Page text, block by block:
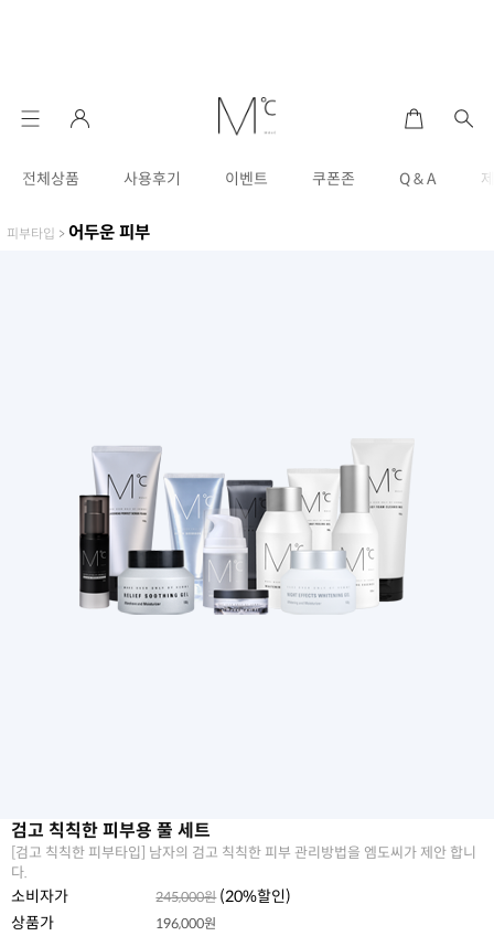
전체상품 사용후기 이벤트 쿠폰존 Q & A
피부타입 > 어두운 피부
검고 칙칙한 피부용 풀 세트
[검고 칙칙한 피부타입] 남자의 검고 칙칙한 피부 관리방법을 엠도씨가 제안 합니
다.
소비자가 245,000원 (20%할인)
상품가
196,000원